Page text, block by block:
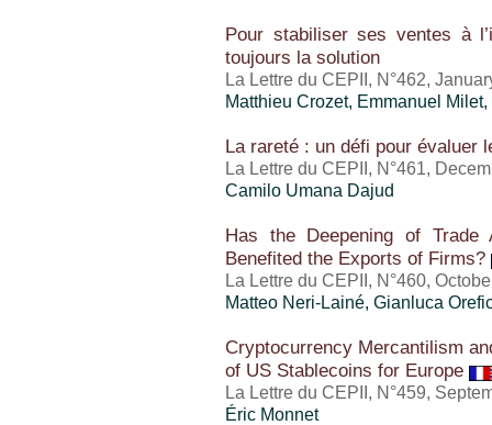
Pour stabiliser ses ventes à
toujours la solution
La Lettre du CEPII, N°462,
Matthieu Crozet, Emmanuel Milet,
La rareté : un défi pour évaluer
La Lettre du CEPII, N°461,
Camilo Umana Dajud
Has the Deepening of Trade
Benefited the Exports of Firms?
La Lettre du CEPII, N°460,
Matteo Neri-Lainé, Gianluca
Cryptocurrency Mercantilism
of US Stablecoins for Europe
La Lettre du CEPII, N°459,
Éric Monnet